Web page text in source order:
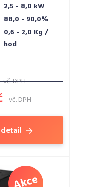
2,5 - 8,0 kW
88,0 - 90,0%
0,6 - 2,0 Kg /
hod
vč. DPH
vč. DPH